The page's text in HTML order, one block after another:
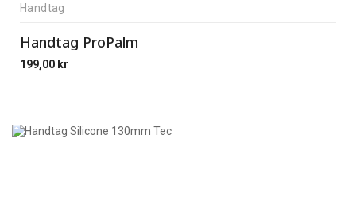
Handtag
Handtag ProPalm
199,00 kr